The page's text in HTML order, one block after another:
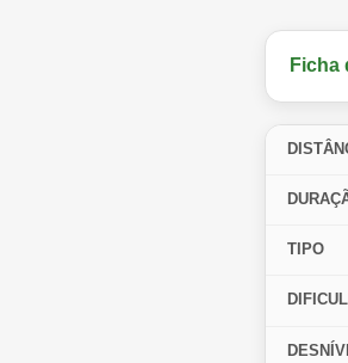
Ficha
TIPO